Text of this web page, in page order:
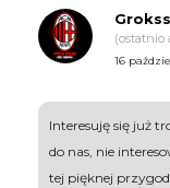
(ostatnio
16
Interesuję się już
do nas, nie
tej pięknej